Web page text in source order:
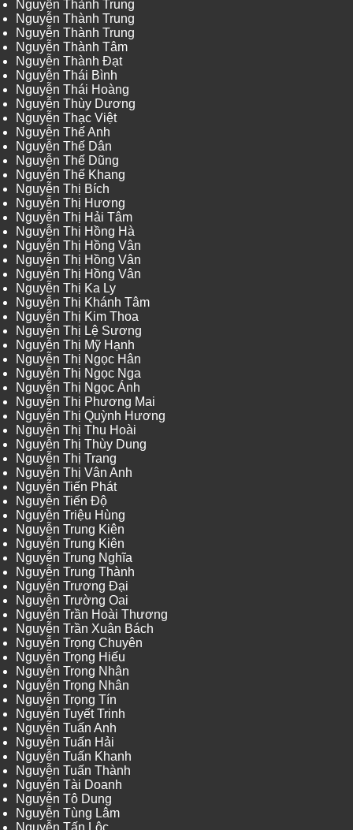
Nguyễn Thành Trung
Nguyễn Thành Trung
Nguyễn Thành Trung
Nguyễn Thành Tâm
Nguyễn Thành Đạt
Nguyễn Thái Bình
Nguyễn Thái Hoàng
Nguyễn Thùy Dương
Nguyễn Thạc Việt
Nguyễn Thế Anh
Nguyễn Thế Dân
Nguyễn Thế Dũng
Nguyễn Thế Khang
Nguyễn Thị Bích
Nguyễn Thị Hương
Nguyễn Thị Hải Tâm
Nguyễn Thị Hồng Hà
Nguyễn Thị Hồng Vân
Nguyễn Thị Hồng Vân
Nguyễn Thị Hồng Vân
Nguyễn Thị Ka Ly
Nguyễn Thị Khánh Tâm
Nguyễn Thị Kim Thoa
Nguyễn Thị Lệ Sương
Nguyễn Thị Mỹ Hạnh
Nguyễn Thị Ngọc Hân
Nguyễn Thị Ngọc Nga
Nguyễn Thị Ngọc Ánh
Nguyễn Thị Phương Mai
Nguyễn Thị Quỳnh Hương
Nguyễn Thị Thu Hoài
Nguyễn Thị Thùy Dung
Nguyễn Thị Trang
Nguyễn Thị Vân Anh
Nguyễn Tiến Phát
Nguyễn Tiến Độ
Nguyễn Triệu Hùng
Nguyễn Trung Kiên
Nguyễn Trung Kiên
Nguyễn Trung Nghĩa
Nguyễn Trung Thành
Nguyễn Trương Đại
Nguyễn Trường Oai
Nguyễn Trần Hoài Thương
Nguyễn Trần Xuân Bách
Nguyễn Trọng Chuyên
Nguyễn Trọng Hiếu
Nguyễn Trọng Nhân
Nguyễn Trọng Nhân
Nguyễn Trọng Tín
Nguyễn Tuyết Trinh
Nguyễn Tuấn Anh
Nguyễn Tuấn Hải
Nguyễn Tuấn Khanh
Nguyễn Tuấn Thành
Nguyễn Tài Doanh
Nguyễn Tô Dung
Nguyễn Tùng Lâm